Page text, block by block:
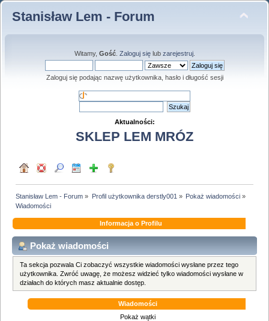
Stanisław Lem - Forum
Witamy, Gość. Zaloguj sięlub zarejestruj.
Zaloguj się podając nazwę użytkownika, hasło i długość sesji
Aktualności:
SKLEP LEM MRÓZ
Stanisław Lem - Forum » Profil użytkownika derstly001 » Pokaż wiadomości»
Wiadomości
Informacja o Profilu
Pokaż wiadomości
Ta sekcja pozwala Ci zobaczyć wszystkie wiadomości wysłane przez tego
użytkownika. Zwróć uwagę, że możesz widzieć tylko wiadomości wysłane w
działach do których masz aktualnie dostęp.
Wiadomości
Pokaż wątki